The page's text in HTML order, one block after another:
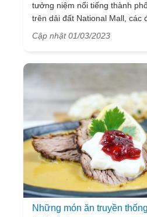
tưởng niệm nổi tiếng thành
trên dải đất National Mall, các
người dân Hoa Kỳ bày tỏ lòng
Travel viếng thăm Đài tưởng
và Đài tưởng niệm tổng thống
du lịch Mỹ sắp tới bạn
Cập nhật 01/03/2023
Những món ăn truyền